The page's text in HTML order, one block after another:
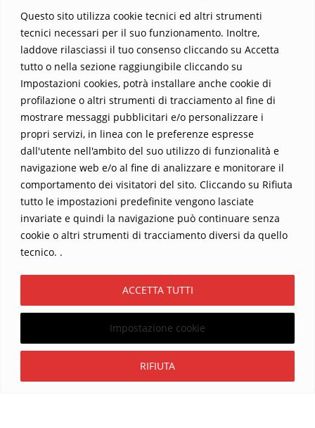
Questo sito utilizza cookie tecnici ed altri strumenti
tecnici necessari per il suo funzionamento. Inoltre,
laddove rilasciassi il tuo consenso cliccando su Accetta
tutto o nella sezione raggiungibile cliccando su
Impostazioni cookies, potrà installare anche cookie di
profilazione o altri strumenti di tracciamento al fine di
mostrare messaggi pubblicitari e/o personalizzare i
propri servizi, in linea con le preferenze espresse
dall'utente nell'ambito del suo utilizzo di funzionalità e
navigazione web e/o al fine di analizzare e monitorare il
comportamento dei visitatori del sito. Cliccando su Rifiuta
tutto le impostazioni predefinite vengono lasciate
invariate e quindi la navigazione può continuare senza
cookie o altri strumenti di tracciamento diversi da quello
tecnico. .
Impostazione cookie
RIFIUTA
ACCETTA TUTTI
indimenticabile.Non perdere l’occasione di immergerti in
questo viaggio straordinario. Acquista il libro e lascia che la
Parola trasformi la tua vita
Home Contatti
Sostieni La Buona Parola – dona 5 €, 10 €, 25 €… il tuo contributo
I viaggi dell’anima
Catechesi
Informativa Privacy
Copyright ©2026 La buona Parola . All rights reserved.
Powered byWordPress &Designed byBizberg Themes